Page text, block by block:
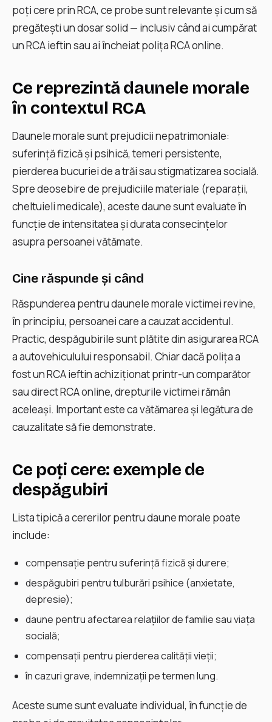
poți cere prin RCA, ce probe sunt relevante și cum să
pregătești un dosar solid — inclusiv când ai cumpărat
un RCA ieftin sau ai încheiat polița RCA online.
Ce reprezintă daunele morale
în contextul RCA
Daunele morale sunt prejudicii nepatrimoniale:
suferință fizică şi psihică, temeri persistente,
pierderea bucuriei de a trăi sau stigmatizarea socială.
Spre deosebire de prejudiciile materiale (reparaţii,
cheltuieli medicale), aceste daune sunt evaluate în
funcţie de intensitatea şi durata consecinţelor
asupra persoanei vătămate.
Cine răspunde și când
Răspunderea pentru daunele morale victimei revine,
în principiu, persoanei care a cauzat accidentul.
Practic, despăgubirile sunt plătite din asigurarea RCA
a autovehiculului responsabil. Chiar dacă poliţa a
fost un RCA ieftin achiziționat printr-un comparător
sau direct RCA online, drepturile victimei rămân
aceleaşi. Important este ca vătămarea și legătura de
cauzalitate să fie demonstrate.
Ce poți cere: exemple de
despăgubiri
Lista tipică a cererilor pentru daune morale poate
include:
compensaţie pentru suferinţă fizică şi durere;
despăgubiri pentru tulburări psihice (anxietate,
depresie);
daune pentru afectarea relaţiilor de familie sau viaţa
socială;
compensaţii pentru pierderea calităţii vieţii;
în cazuri grave, indemnizaţii pe termen lung.
Aceste sume sunt evaluate individual, în funcţie de